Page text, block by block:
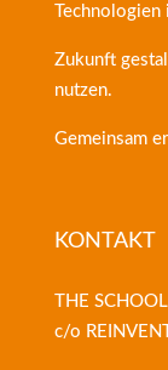
Technologien
Zukunft
nutzen.
Gemeinsam
KONTAKT
THE
c/o